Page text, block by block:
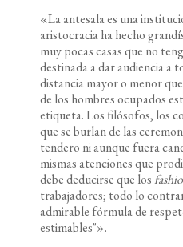
«La antesala es una
aristocracia ha hecho
muy pocas casas que no
destinada a dar audiencia a
distancia mayor o menor
de los hombres ocupados
etiqueta. Los filósofos, los
que se burlan de las
tendero ni aunque fuera
mismas atenciones que
debe deducirse que los
trabajadores; todo lo
admirable fórmula de
estimables"».